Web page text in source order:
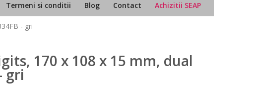
Termeni si conditii Blog Contact Achizitii SEAP
- gri
170 x 108 x 15 mm, dual
gri